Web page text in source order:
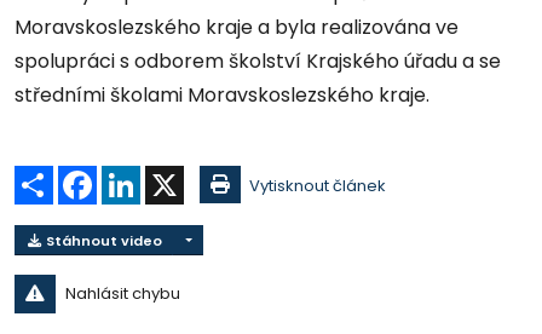
Moravskoslezského kraje a byla realizována ve
spolupráci s odborem školství Krajského úřadu a se
středními školami Moravskoslezského kraje.
Sdílet Facebook
LinkedIn Vytisknout článek
Stáhnout video
Nahlásit chybu